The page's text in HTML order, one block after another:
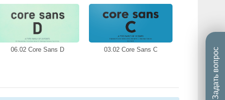
06.02 Core Sans D 03.02 Core Sans C Задать вопрос